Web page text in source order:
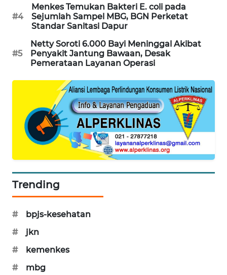
#4
Menkes Temukan Bakteri E. coli pada
Sejumlah Sampel MBG, BGN Perketat
Standar Sanitasi Dapur
#5
Netty Soroti 6.000 Bayi Meninggal Akibat
Penyakit Jantung Bawaan, Desak
Pemerataan Layanan Operasi
Trending
#
bpjs-kesehatan
#
jkn
#
kemenkes
#
mbg
FORWAMKI
ALPERKLINAS
FORJASIDA
SITUNGIR
NEWS
SIDIKALANG
NEWS
SIBARAGAS
NEWS
METRO
SIANTAR